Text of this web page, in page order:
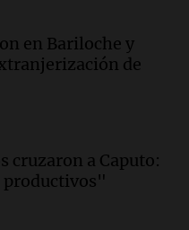
en Bariloche y
de
cruzaron a Caputo:
productivos"